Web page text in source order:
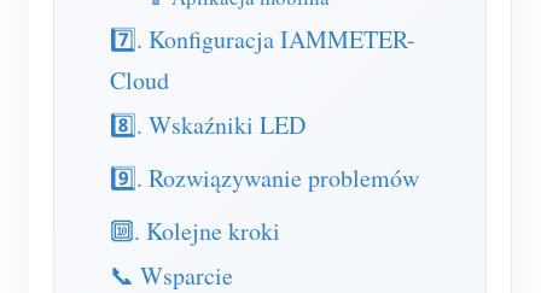
Aktualności
Blog
Forum
App Store
Eksploruj stronę
Ranking PV
O nas
7️⃣. Konfiguracja IAMMETER-
Cloud
8️⃣. Wskaźniki LED
9️⃣. Rozwiązywanie problemów
🔟. Kolejne kroki
📞 Wsparcie